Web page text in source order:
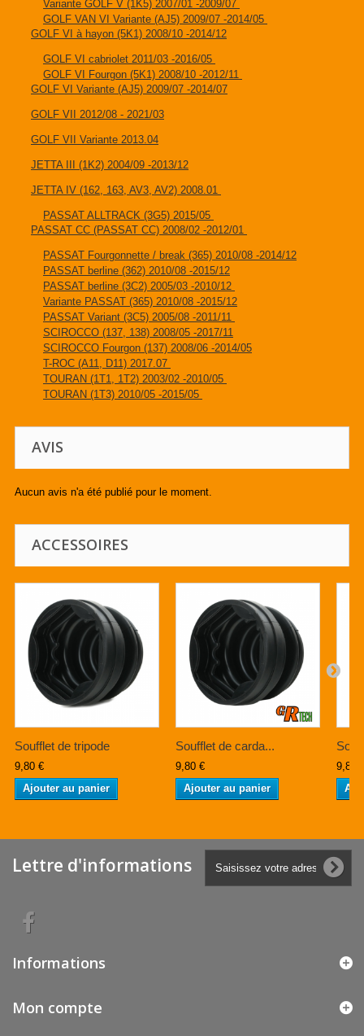
Variante GOLF V (1K5) 2007/01 -2009/07
GOLF VAN VI Variante (AJ5) 2009/07 -2014/05
GOLF VI à hayon (5K1) 2008/10 -2014/12
GOLF VI cabriolet 2011/03 -2016/05
GOLF VI Fourgon (5K1) 2008/10 -2012/11
GOLF VI Variante (AJ5) 2009/07 -2014/07
GOLF VII 2012/08 - 2021/03
GOLF VII Variante 2013.04
JETTA III (1K2) 2004/09 -2013/12
JETTA IV (162, 163, AV3, AV2) 2008.01
PASSAT ALLTRACK (3G5) 2015/05
PASSAT CC (PASSAT CC) 2008/02 -2012/01
PASSAT Fourgonnette / break (365) 2010/08 -2014/12
PASSAT berline (362) 2010/08 -2015/12
PASSAT berline (3C2) 2005/03 -2010/12
Variante PASSAT (365) 2010/08 -2015/12
PASSAT Variant (3C5) 2005/08 -2011/11
SCIROCCO (137, 138) 2008/05 -2017/11
SCIROCCO Fourgon (137) 2008/06 -2014/05
T-ROC (A11, D11) 2017.07
TOURAN (1T1, 1T2) 2003/02 -2010/05
TOURAN (1T3) 2010/05 -2015/05
AVIS
Aucun avis n'a été publié pour le moment.
ACCESSOIRES
Soufflet de tripode
9,80 €
Ajouter au panier
Soufflet de carda...
9,80 €
Ajouter au panier
9,80
Lettre d'informations
Informations
Mon compte